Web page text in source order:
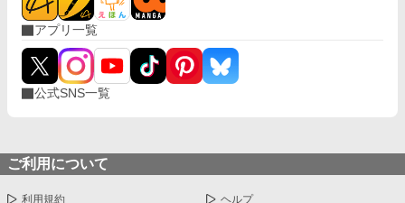
アプリ一覧
公式SNS一覧
ご利用について
利用規約 ヘルプ